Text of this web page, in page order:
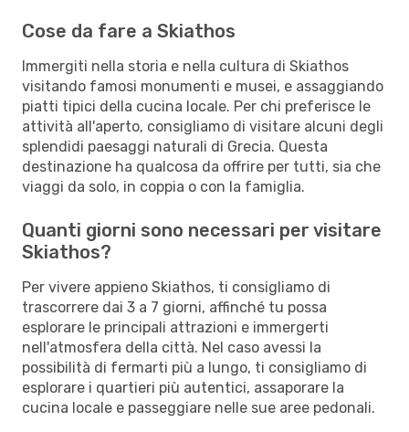
Cose da fare a Skiathos
Immergiti nella storia e nella cultura di Skiathos
visitando famosi monumenti e musei, e assaggiando
piatti tipici della cucina locale. Per chi preferisce le
attività all'aperto, consigliamo di visitare alcuni degli
splendidi paesaggi naturali di Grecia. Questa
destinazione ha qualcosa da offrire per tutti, sia che
viaggi da solo, in coppia o con la famiglia.
Quanti giorni sono necessari per visitare
Skiathos?
Per vivere appieno Skiathos, ti consigliamo di
trascorrere dai 3 a 7 giorni, affinché tu possa
esplorare le principali attrazioni e immergerti
nell'atmosfera della città. Nel caso avessi la
possibilità di fermarti più a lungo, ti consigliamo di
esplorare i quartieri più autentici, assaporare la
cucina locale e passeggiare nelle sue aree pedonali.